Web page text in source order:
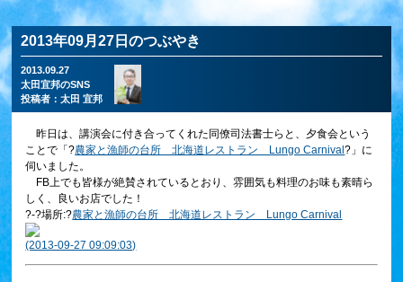
2013年09月27日のつぶやき
2013.09.27
太田宜邦のSNS
投稿者：太田 宜邦
昨日は、講演会に付き合ってくれた同僚司法書士らと、夕食会という
ことで「?農家と漁師の台所 北海道レストラン Lungo Carnival?」に
伺いました。
FB上でも皆様が絶賛されているとおり、雰囲気も料理のお味も素晴ら
しく、良いお店でした！
?-?場所:?農家と漁師の台所 北海道レストラン Lungo Carnival
(2013-09-27 09:09:03)